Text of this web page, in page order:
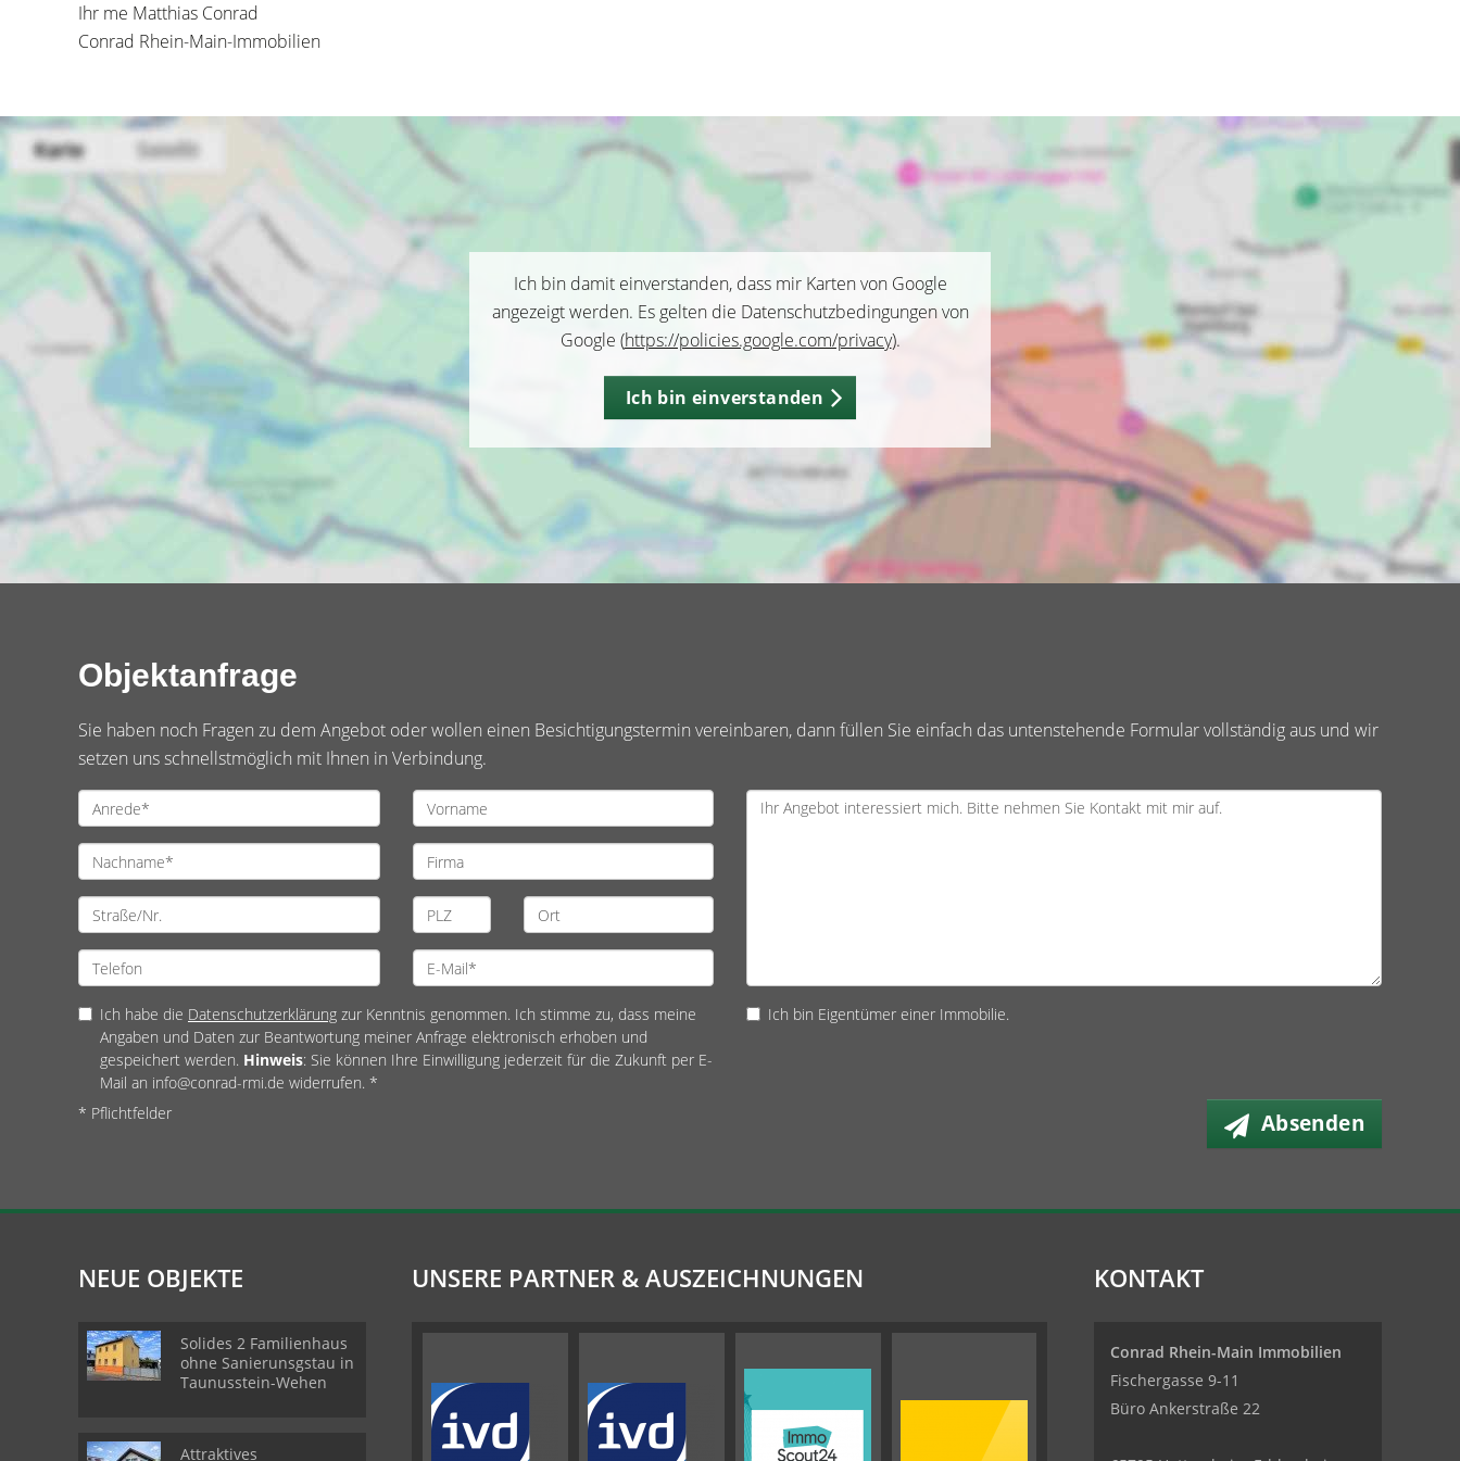
Ihr me Matthias Conrad
Conrad Rhein-Main-Immobilien
Ich bin damit einverstanden, dass mir Karten von Google
angezeigt werden. Es gelten die Datenschutzbedingungen von
Google (https://policies.google.com/privacy).
Ich bin einverstanden
Objektanfrage
Sie haben noch Fragen zu dem Angebot oder wollen einen Besichtigungstermin vereinbaren, dann füllen Sie einfach das untenstehende Formular vollständig aus und wir
setzen uns schnellstmöglich mit Ihnen in Verbindung.
Ich habe die Datenschutzerklärung zur Kenntnis genommen. Ich stimme zu, dass meine
Angaben und Daten zur Beantwortung meiner Anfrage elektronisch erhoben und
gespeichert werden. Hinweis: Sie können Ihre Einwilligung jederzeit für die Zukunft per E-
Mail an info@conrad-rmi.de widerrufen. *
Ich bin Eigentümer einer Immobilie.
* Pflichtfelder Absenden
NEUE OBJEKTE
Solides 2 Familienhaus
ohne Sanierunsgstau in
Taunusstein-Wehen
Attraktives
UNSERE PARTNER & AUSZEICHNUNGEN KONTAKT
Conrad Rhein-Main Immobilien
Fischergasse 9-11
Büro Ankerstraße 22